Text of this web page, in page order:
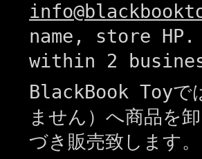
name, store
within 2
BlackBook Toyで
ません）へ商品を
づき販売致します。